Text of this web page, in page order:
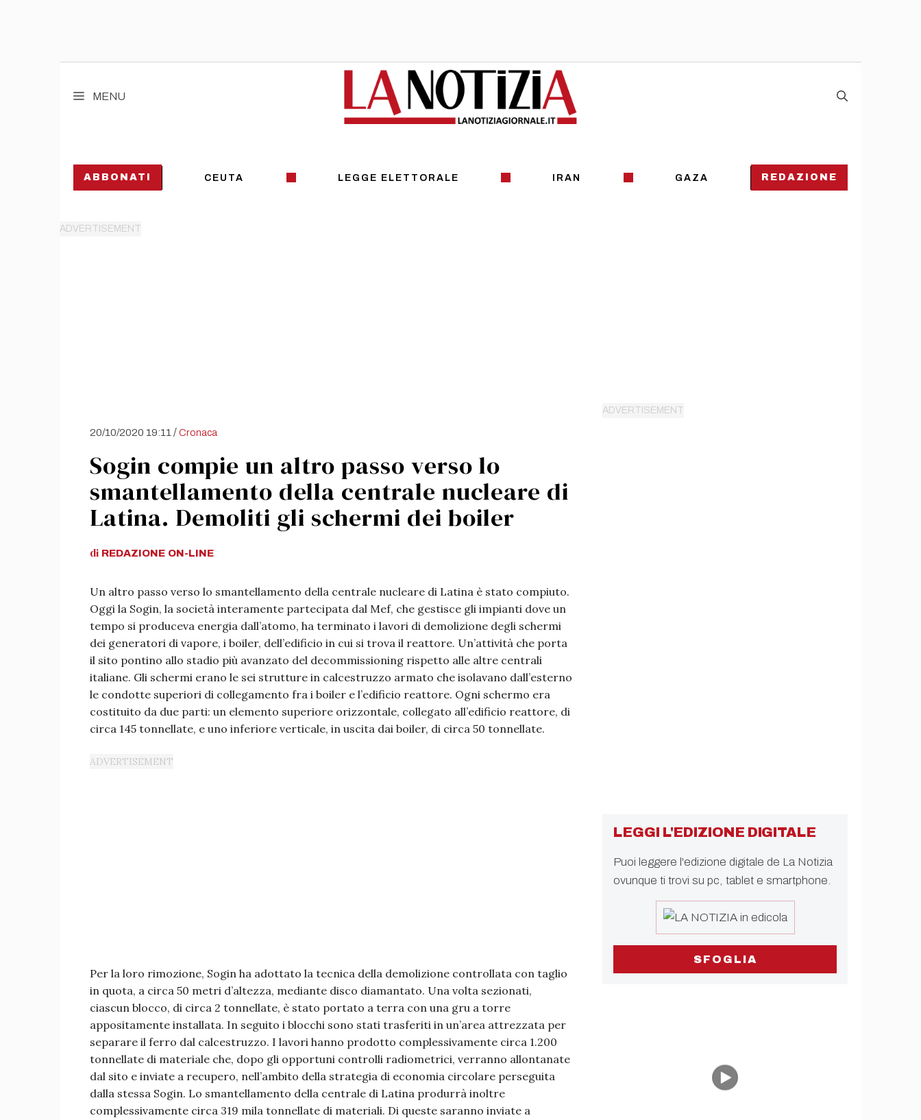
MENU
ABBONATI CEUTA LEGGE ELETTORALE IRAN GAZA REDAZIONE
20/10/2020 19:11 /Cronaca
Sogin compie un altro passo verso lo
smantellamento della centrale nucleare di
Latina. Demoliti gli schermi dei boiler
di REDAZIONE ON-LINE
Un altro passo verso lo smantellamento della centrale nucleare di Latina è stato compiuto.
Oggi la Sogin, la società interamente partecipata dal Mef, che gestisce gli impianti dove un
tempo si produceva energia dall’atomo, ha terminato i lavori di demolizione degli schermi
dei generatori di vapore, i boiler, dell’edificio in cui si trova il reattore. Un’attività che porta
il sito pontino allo stadio più avanzato del decommissioning rispetto alle altre centrali
italiane. Gli schermi erano le sei strutture in calcestruzzo armato che isolavano dall’esterno
le condotte superiori di collegamento fra i boiler e l’edificio reattore. Ogni schermo era
costituito da due parti: un elemento superiore orizzontale, collegato all’edificio reattore, di
circa 145 tonnellate, e uno inferiore verticale, in uscita dai boiler, di circa 50 tonnellate.
Per la loro rimozione, Sogin ha adottato la tecnica della demolizione controllata con taglio
in quota, a circa 50 metri d’altezza, mediante disco diamantato. Una volta sezionati,
ciascun blocco, di circa 2 tonnellate, è stato portato a terra con una gru a torre
appositamente installata. In seguito i blocchi sono stati trasferiti in un’area attrezzata per
separare il ferro dal calcestruzzo. I lavori hanno prodotto complessivamente circa 1.200
tonnellate di materiale che, dopo gli opportuni controlli radiometrici, verranno allontanate
dal sito e inviate a recupero, nell’ambito della strategia di economia circolare perseguita
dalla stessa Sogin. Lo smantellamento della centrale di Latina produrrà inoltre
complessivamente circa 319 mila tonnellate di materiali. Di queste saranno inviate a
LEGGI L'EDIZIONE DIGITALE
Puoi leggere l'edizione digitale de La Notizia
ovunque ti trovi su pc, tablet e smartphone.
SFOGLIA